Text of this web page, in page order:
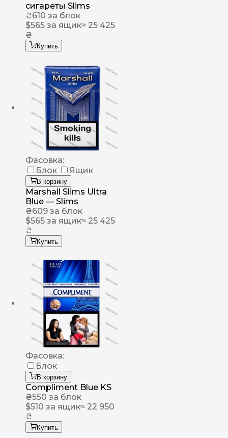
сигареты Slims
₴610 за блок
$565 за ящик≈ 25 425
₴
Купить
Фасовка:
Блок
Ящик
В корзину
Marshall Slims Ultra
Blue — Slims
₴609 за блок
$565 за ящик≈ 25 425
₴
Купить
Фасовка:
Блок
В корзину
Compliment Blue KS
₴550 за блок
$510 за ящик≈ 22 950
₴
Купить